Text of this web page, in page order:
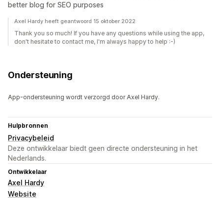
better blog for SEO purposes
Axel Hardy heeft geantwoord 15 oktober 2022
Thank you so much! If you have any questions while using the app,
don't hesitate to contact me, I'm always happy to help :-)
Ondersteuning
App-ondersteuning wordt verzorgd door Axel Hardy.
Hulpbronnen
Privacybeleid
Deze ontwikkelaar biedt geen directe ondersteuning in het
Nederlands.
Ontwikkelaar
Axel Hardy
Website